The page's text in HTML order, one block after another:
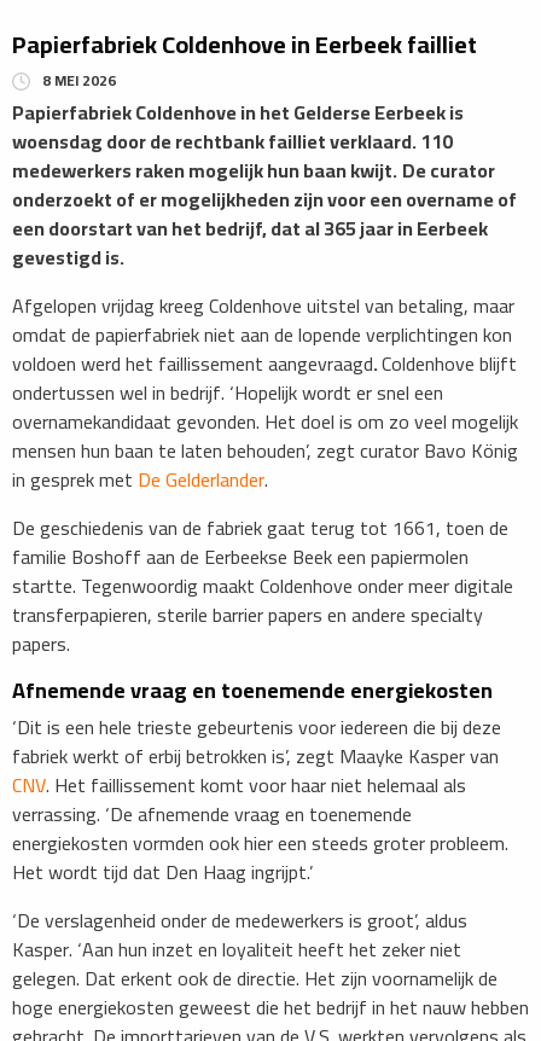
Papierfabriek Coldenhove in Eerbeek failliet
8 MEI 2026
​Papierfabriek Coldenhove in het Gelderse Eerbeek is
woensdag door de rechtbank failliet verklaard. 110
medewerkers raken mogelijk hun baan kwijt.De curator
onderzoekt of er mogelijkheden zijn voor een overname of
een doorstart van het bedrijf, dat al 365 jaar in Eerbeek
gevestigd is.
Afgelopen vrijdag kreeg Coldenhove uitstel van betaling, maar
omdat de papierfabriek niet aan de lopende verplichtingen kon
voldoen werd het faillissement aangevraagd.Coldenhove blijft
ondertussen wel in bedrijf. ‘Hopelijk wordt er snel een
overnamekandidaat gevonden. Het doel is om zo veel mogelijk
mensen hun baan te laten behouden’, zegt curator Bavo König
in gesprek met De Gelderlander.
De geschiedenis van de fabriek gaat terug tot ​1661, toen de
familie Boshoff aan de Eerbeekse Beek een papiermolen
startte. Tegenwoordig maakt Coldenhove onder meer digitale
transferpapieren, sterile barrier papers en andere specialty
papers.
Afnemende vraag en toenemende energiekosten
​‘Dit is een hele trieste gebeurtenis voor iedereen die bij deze
fabriek werkt of erbij betrokken is’, zegt Maayke Kasper van
CNV. Het faillissement komt voor haar niet helemaal als
verrassing. ‘De afnemende vraag en toenemende
energiekosten vormden ook hier een steeds groter probleem.
Het wordt tijd dat Den Haag ingrijpt.’
‘De verslagenheid onder de medewerkers is groot’, aldus
Kasper. ‘Aan hun inzet en loyaliteit heeft het zeker niet
gelegen. Dat erkent ook de directie. Het zijn voornamelijk de
hoge energiekosten geweest die het bedrijf in het nauw hebben